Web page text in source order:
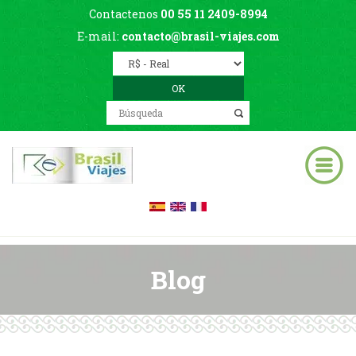
Contactenos 00 55 11 2409-8994
E-mail: contacto@brasil-viajes.com
Blog